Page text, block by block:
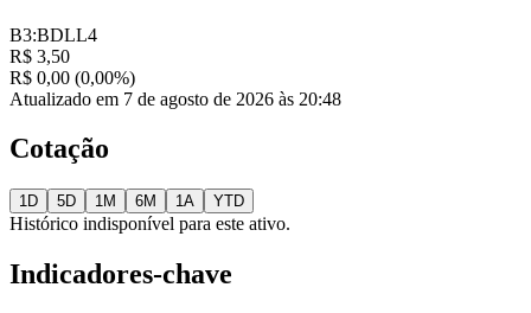
B3:BDLL4
R$ 3,50
R$ 0,00 (0,00%)
Atualizado em 7 de agosto de 2026 às 20:48
Cotação
1D 5D 1M 6M 1A YTD
Histórico indisponível para este ativo.
Indicadores-chave